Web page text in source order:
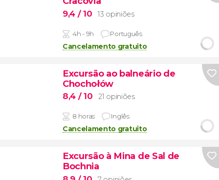
9,4 / 10 13 opiniões
4h - 9h Português
Cancelamento gratuito
Excursão ao balneário de
Chochołów
8,4 / 10 21 opiniões
8 horas Inglês
Cancelamento gratuito
Excursão à Mina de Sal de
Bochnia